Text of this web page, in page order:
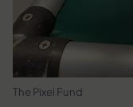
The Pixel Fund